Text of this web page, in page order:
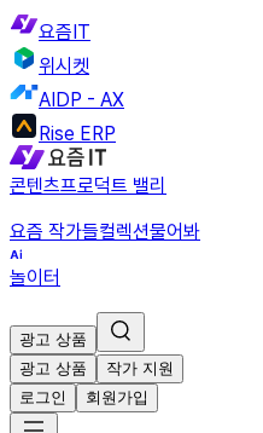
요즘IT
위시켓
AIDP - AX
Rise ERP
콘텐츠프로덕트 밸리
요즘 작가들컬렉션물어봐
놀이터
광고 상품
광고 상품
작가 지원
로그인
회원가입